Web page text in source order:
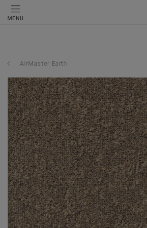
MENU
AirMaster Earth